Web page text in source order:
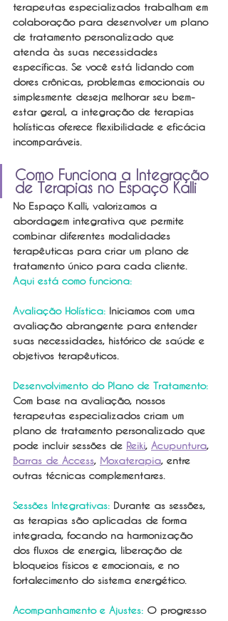
terapeutas especializados trabalham em
colaboração para desenvolver um plano
de tratamento personalizado que
atenda às suas necessidades
específicas. Se você está lidando com
dores crônicas, problemas emocionais ou
simplesmente deseja melhorar seu bem-
estar geral, a integração de terapias
holísticas oferece flexibilidade e eficácia
incomparáveis.
Como Funciona a Integração
de Terapias no Espaço Kalli
No Espaço Kalli, valorizamos a
abordagem integrativa que permite
combinar diferentes modalidades
terapêuticas para criar um plano de
tratamento único para cada cliente.
Aqui está como funciona:
Avaliação Holística: Iniciamos com uma
avaliação abrangente para entender
suas necessidades, histórico de saúde e
objetivos terapêuticos.
Desenvolvimento do Plano de Tratamento:
Com base na avaliação, nossos
terapeutas especializados criam um
plano de tratamento personalizado que
pode incluir sessões de Reiki, Acupuntura,
Barras de Access, Moxaterapia, entre
outras técnicas complementares.
Sessões Integrativas: Durante as sessões,
as terapias são aplicadas de forma
integrada, focando na harmonização
dos fluxos de energia, liberação de
bloqueios físicos e emocionais, e no
fortalecimento do sistema energético.
Acompanhamento e Ajustes: O progresso